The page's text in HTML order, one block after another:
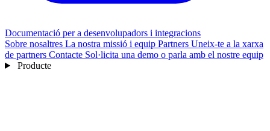
Documentació per a desenvolupadors i integracions
Sobre nosaltres La nostra missió i equip Partners Uneix-te a la xarxa
de partners Contacte Sol·licita una demo o parla amb el nostre equip
Producte